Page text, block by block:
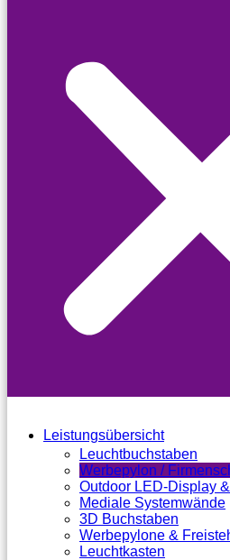
Leistungsübersicht
Leuchtbuchstaben
Werbepylon /
Outdoor LED-Display
Mediale Systemwände
3D Buchstaben
Werbepylone &
Leuchtkasten